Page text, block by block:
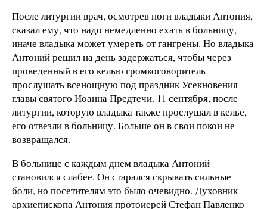
После литургии врач, осмотрев ноги владыки Антония,
сказал ему, что надо немедленно ехать в больницу,
иначе владыка может умереть от гангрены. Но владыка
Антоний решил на день задержаться, чтобы через
проведенный в его келью громкоговоритель
прослушать всенощную под праздник Усекновения
главы святого Иоанна Предтечи. 11 сентября, после
литургии, которую владыка также прослушал в келье,
его отвезли в больницу. Больше он в свои покои не
возвращался.
В больнице с каждым днем владыка Антоний
становился слабее. Он старался скрывать сильные
боли, но посетителям это было очевидно. Духовник
архиепископа Антония протоиерей Стефан Павленко